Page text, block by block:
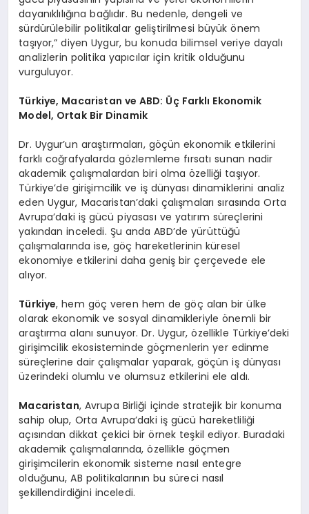
dayanıklılığına bağlıdır. Bu nedenle, dengeli ve
sürdürülebilir politikalar geliştirilmesi büyük önem
taşıyor,” diyen Uygur, bu konuda bilimsel veriye dayalı
analizlerin politika yapıcılar için kritik olduğunu
vurguluyor.
Türkiye, Macaristan ve ABD: Üç Farklı Ekonomik
Model, Ortak Bir Dinamik
Dr. Uygur’un araştırmaları, göçün ekonomik etkilerini
farklı coğrafyalarda gözlemleme fırsatı sunan nadir
akademik çalışmalardan biri olma özelliği taşıyor.
Türkiye’de girişimcilik ve iş dünyası dinamiklerini analiz
eden Uygur, Macaristan’daki çalışmaları sırasında Orta
Avrupa’daki iş gücü piyasası ve yatırım süreçlerini
yakından inceledi. Şu anda ABD’de yürüttüğü
çalışmalarında ise, göç hareketlerinin küresel
ekonomiye etkilerini daha geniş bir çerçevede ele
alıyor.
Türkiye, hem göç veren hem de göç alan bir ülke
olarak ekonomik ve sosyal dinamikleriyle önemli bir
araştırma alanı sunuyor. Dr. Uygur, özellikle Türkiye’deki
girişimcilik ekosisteminde göçmenlerin yer edinme
süreçlerine dair çalışmalar yaparak, göçün iş dünyası
üzerindeki olumlu ve olumsuz etkilerini ele aldı.
Macaristan, Avrupa Birliği içinde stratejik bir konuma
sahip olup, Orta Avrupa’daki iş gücü hareketliliği
açısından dikkat çekici bir örnek teşkil ediyor. Buradaki
akademik çalışmalarında, özellikle göçmen
girişimcilerin ekonomik sisteme nasıl entegre
olduğunu, AB politikalarının bu süreci nasıl
şekillendirdiğini inceledi.